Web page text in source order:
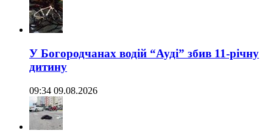
У Богородчанах водій “Ауді” збив 11-річну
дитину
09:34 09.08.2026